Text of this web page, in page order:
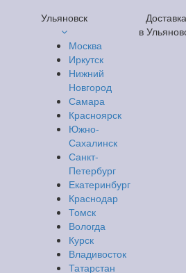
Ульяновск
Москва
Иркутск
Нижний
Новгород
Самара
Красноярск
Южно-
Сахалинск
Санкт-
Петербург
Екатеринбург
Краснодар
Томск
Вологда
Курск
Владивосток
Татарстан
Доставка
в